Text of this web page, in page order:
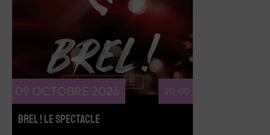
RÉSERVEZ
09 OCTOBRE 2026 20:00
BREL ! LE SPECTACLE